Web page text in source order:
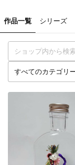
作品一覧 シリーズ